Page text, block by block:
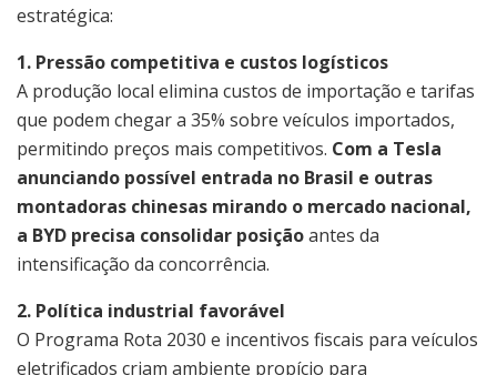
estratégica:
1. Pressão competitiva e custos logísticos
A produção local elimina custos de importação e tarifas
que podem chegar a 35% sobre veículos importados,
permitindo preços mais competitivos. Com a Tesla
anunciando possível entrada no Brasil e outras
montadoras chinesas mirando o mercado nacional,
a BYD precisa consolidar posiçãoantes da
intensificação da concorrência.
2. Política industrial favorável
O Programa Rota 2030 e incentivos fiscais para veículos
eletrificados criam ambiente propício para